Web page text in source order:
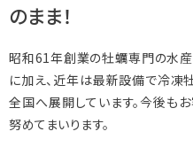
のまま！
昭和61年創業の牡蠣専門の水産
に加え、近年は最新設備で冷凍
全国へ展開しています。今後も
努めてまいります。